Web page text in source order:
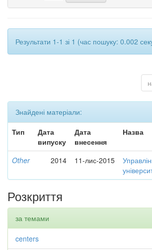
Результати 1-1 зі 1 (час пошуку: 0.002
Знайдені матеріали:
Тип
Дата
випуску
Дата
внесення
Назва
Other 2014 11-лис-2015
Розкриття
за темами
centers